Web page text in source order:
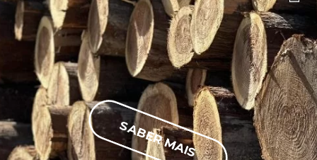
SABER MAIS